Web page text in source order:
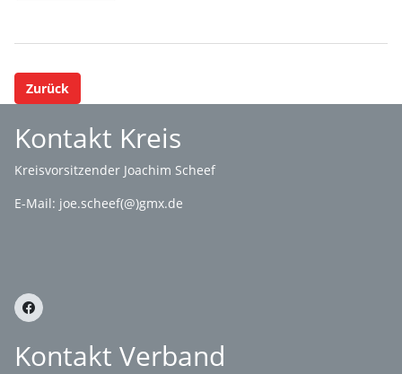
Zurück
Kontakt Kreis
Kreisvorsitzender Joachim Scheef
E-Mail: joe.scheef(@)gmx.de
Kontakt Verband